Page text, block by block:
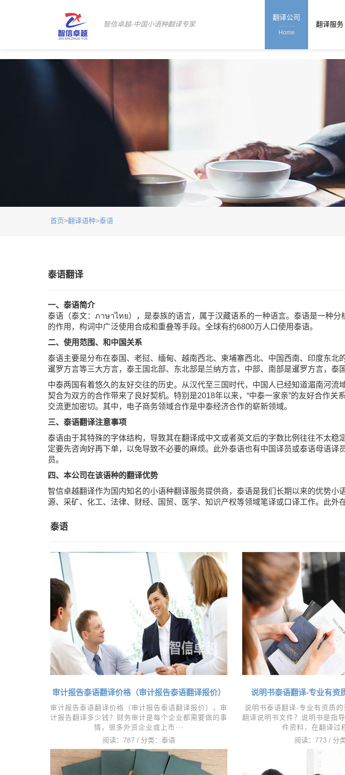
智信卓越-中国小语种翻译专家
翻译公司
Home
翻译服务
首页>翻译语种>泰语
泰语翻译
一、泰语简介
泰语（泰文：ภาษาไทย），是泰族的语言，属于汉藏语系的一种语言。泰语是一种
的作用，构词中广泛使用合成和重叠等手段。全球有约6800万人口使用泰语。
二、使用范围、和中国关系
泰语主要是分布在泰国、老挝、缅甸、越南西北、柬埔寨西北、中国西南、印度东北
暹罗方言等三大方言，泰王国北部、东北部是兰纳方言，中部、南部是暹罗方言，泰
中泰两国有着悠久的友好交往的历史。从汉代至三国时代，中国人已经知道湄南河流
契合为双方的合作带来了良好契机。特别是2018年以来，“中泰一家亲”的友好合作
交流更加密切。其中，电子商务领域合作是中泰经济合作的崭新领域。
三、泰语翻译注意事项
泰语由于其特殊的字体结构，导致其在翻译成中文或者英文后的字数比例往往不太
定要先咨询好再下单，以免导致不必要的麻烦。此外泰语也有中国译员或泰语母语
员。
四、本公司在该语种的翻译优势
智信卓越翻译作为国内知名的小语种翻译服务提供商，泰语是我们长期以来的优势
源、采矿、化工、法律、财经、国贸、医学、知识产权等领域笔译或口译工作。此外
泰语
审计报告泰语翻译价格（审计报告泰语翻译报价）
审计报告泰语翻译价格（审计报告泰语翻译报价），​审
计报告翻译多少钱？财务审计是每个企业都需要做的事
情，很多外资企业或上市···
阅读：787 / 分类： 泰语
说明书泰语翻译-专业有资
说明书泰语翻译-专业有资质
翻译说明书文件？说明书是指
件资料，在翻译过
阅读：773 / 分类